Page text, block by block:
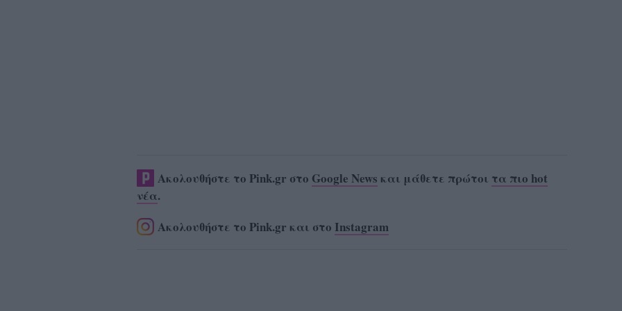
Ακολουθήστε το Pink.gr στο Google News και μάθετε πρώτοι τα πιο hot
νέα.
Ακολουθήστε το Pink.gr και στο Instagram